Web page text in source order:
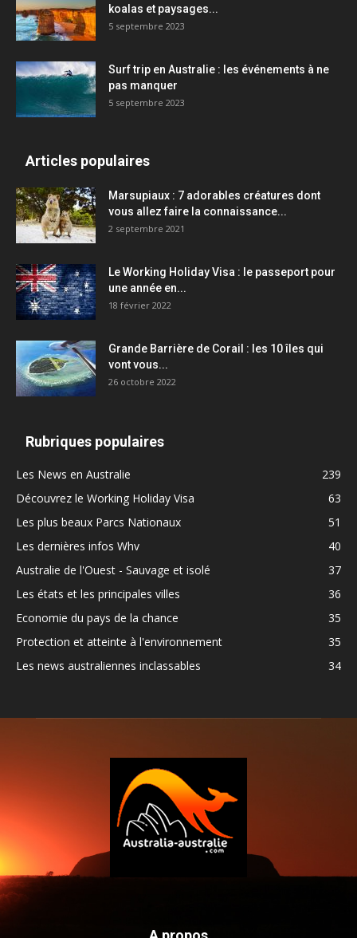
koalas et paysages...
5 septembre 2023
Surf trip en Australie : les événements à ne
pas manquer
5 septembre 2023
Articles populaires
Marsupiaux : 7 adorables créatures dont
vous allez faire la connaissance...
2 septembre 2021
Le Working Holiday Visa : le passeport pour
une année en...
18 février 2022
Grande Barrière de Corail : les 10 îles qui
vont vous...
26 octobre 2022
Rubriques populaires
Les News en Australie
239
Découvrez le Working Holiday Visa
63
Les plus beaux Parcs Nationaux
51
Les dernières infos Whv
40
Australie de l'Ouest - Sauvage et isolé
37
Les états et les principales villes
36
Economie du pays de la chance
35
Protection et atteinte à l'environnement
35
Les news australiennes inclassables
34